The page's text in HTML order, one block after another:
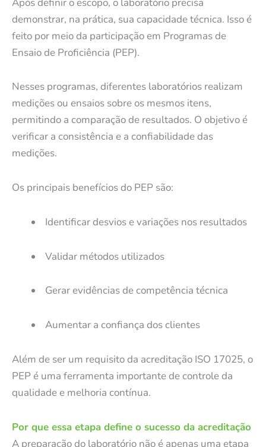
demonstrar, na prática, sua capacidade técnica. Isso é
feito por meio da participação em Programas de
Ensaio de Proficiência (PEP).
Nesses programas, diferentes laboratórios realizam
medições ou ensaios sobre os mesmos itens,
permitindo a comparação de resultados. O objetivo é
verificar a consistência e a confiabilidade das
medições.
Os principais benefícios do PEP são:
Identificar desvios e variações nos resultados
Validar métodos utilizados
Gerar evidências de competência técnica
Aumentar a confiança dos clientes
Além de ser um requisito da acreditação ISO 17025, o
PEP é uma ferramenta importante de controle da
qualidade e melhoria contínua.
Por que essa etapa define o sucesso da acreditação
A preparação do laboratório não é apenas uma etapa